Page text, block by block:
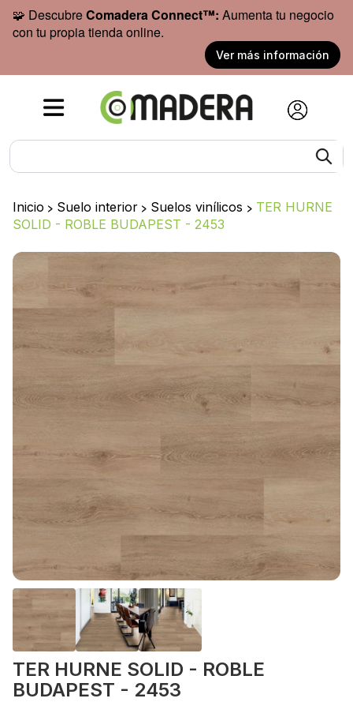
🧩 DescubreComadera Connect™: Aumenta tu negocio
con tu propia tienda online.
Ver más información
Inicio > Suelo interior > Suelos vinílicos > TER HURNE
SOLID - ROBLE BUDAPEST - 2453
TER HURNE SOLID - ROBLE
BUDAPEST - 2453